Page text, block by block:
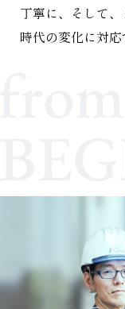
丁寧に、そして、
時代の変化に対応